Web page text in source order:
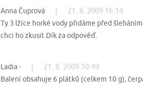
Anna Čuprová 21. 8. 2009 16:14
Ty 3 lžíce horké vody přidáme před
chci ho zkusit.Dík za odpověď.
Ladia - 21. 8. 2009 10:49
Balení obsahuje 6 plátků (celkem 10 g),